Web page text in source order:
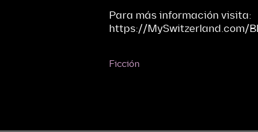
Para más información visita:
https://MySwitzerland.com/
Ficción